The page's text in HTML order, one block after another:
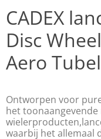
CADEX
Disc
Aero
Ontworpen voor
het
waarbij het allemaal